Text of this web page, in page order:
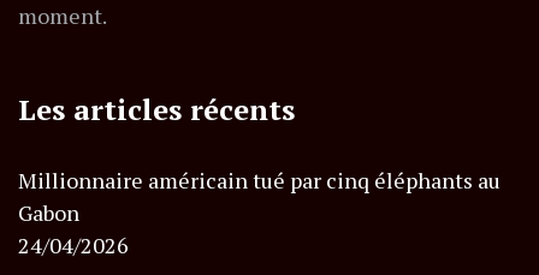
moment.
Les articles récents
Millionnaire américain tué par cinq éléphants au
Gabon
24/04/2026